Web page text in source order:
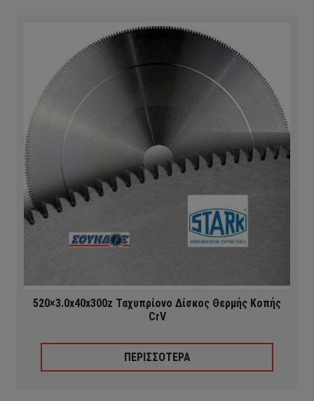
520×3.0x40x300z Ταχυπρίονο Δίσκος Θερμής Κοπής
CrV
ΠΕΡΙΣΣΟΤΕΡΑ